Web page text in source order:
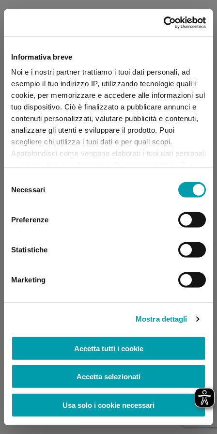
Informativa breve
Noi e i nostri partner trattiamo i tuoi dati personali, ad
esempio il tuo indirizzo IP, utilizzando tecnologie quali i
cookie, per memorizzare e accedere alle informazioni sul
tuo dispositivo. Ciò è finalizzato a pubblicare annunci e
contenuti personalizzati, valutare pubblicità e contenuti,
analizzare gli utenti e sviluppare il prodotto. Puoi
scegliere chi utilizza i tuoi dati e per quali scopi.
Approfondisci come vengono elaborati i tuoi dati personali
momento dalla Dichiarazione sui “
delNecessari
Preferenze
Statistiche
Marketing
Mostra dettagli
Accetta tutti i cookie
Accetta selezionati
Usa solo i cookie necessari
Application error: a client-side exception has occurred (see the
browser console for more information)